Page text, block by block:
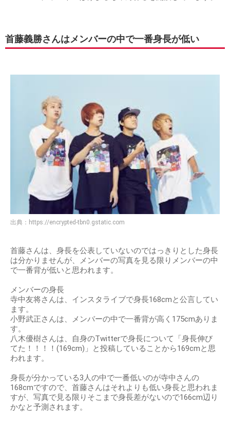
首藤義勝さんはメンバーの中で一番身長が低い
出典： https://encrypted-tbn0.gstatic.com
首藤さんは、身長を公表していないのではっきりとした身長
は分かりませんが、メンバーの写真を見る限りメンバーの中
で一番背が低いと思われます。
メンバーの身長
寺中友将さんは、インスタライブで身長168cmと公言してい
ます。
小野武正さんは、メンバーの中で一番背が高く175cmありま
す。
八木優樹さんは、自身のTwitterで身長について「身長伸び
てた！！！！(169cm)」と投稿していることから169cmと思
われます。
身長が分かっている3人の中で一番低いのが寺中さんの
168cmですので、首藤さんはそれよりも低い身長と思われま
すが、写真で見る限りそこまで身長差がないので166cm辺り
かなと予測されます。